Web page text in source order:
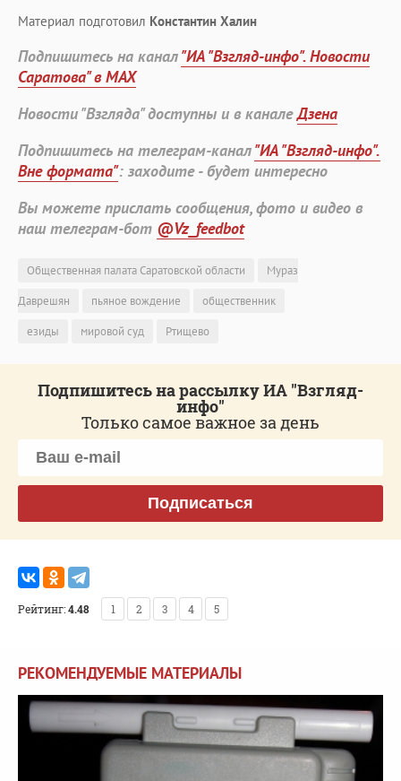
Материал подготовил Константин Халин
Подпишитесь на канал"ИА "Взгляд-инфо". Новости
Саратова" в MAX
Новости "Взгляда" доступны и в каналеДзена
Подпишитесь на телеграм-канал"ИА "Взгляд-инфо".
Вне формата": заходите - будет интересно
Вы можете прислать сообщения, фото и видео в
наш телеграм-бот @Vz_feedbot
Общественная палата Саратовской области
Мураз
Даврешян
пьяное вождение
общественник
езиды
мировой суд Ртищево
Подпишитесь на рассылку ИА "Взгляд-
инфо"
Только самое важное за день
Подписаться
Рейтинг:4.48 1 2 3 4 5
РЕКОМЕНДУЕМЫЕ МАТЕРИАЛЫ